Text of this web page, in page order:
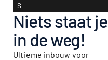
S
Niets staat je
in de weg!
Ultieme inbouw voor